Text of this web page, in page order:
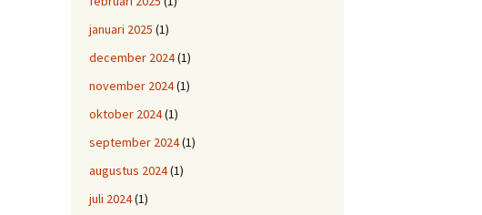
januari 2025 (1)
december 2024(1)
november 2024(1)
oktober 2024(1)
september 2024(1)
augustus 2024(1)
juli 2024(1)